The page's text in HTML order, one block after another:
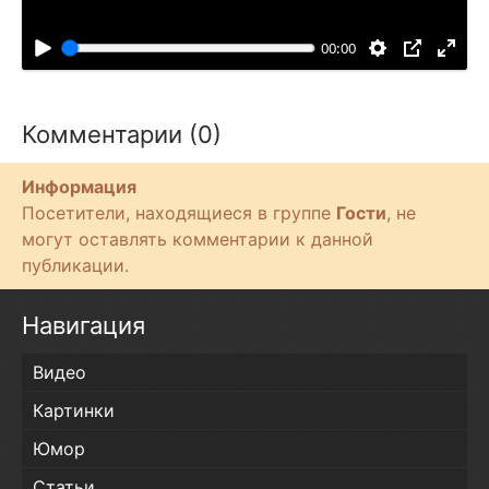
00:00
п
р
с
т
Комментарии (0)
Информация
Посетители, находящиеся в группе Гости, не
могут оставлять комментарии к данной
публикации.
Навигация
Видео
Картинки
Юмор